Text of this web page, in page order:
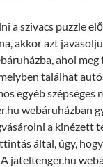
a szivacs puzzle
akkor azt
ahol
találhat
egyéb szépséges
webáruházban
a kinézett
által, úgy,
jateltenger.hu